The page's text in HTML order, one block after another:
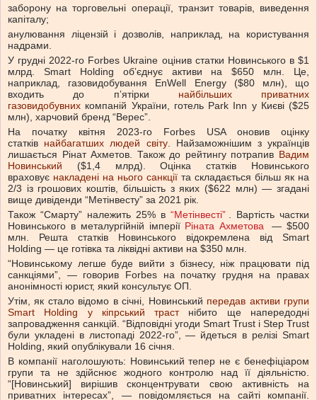
заборону на торговельні операції, транзит товарів, виведення
капіталу;
анулювання ліцензій і дозволів, наприклад, на користування
надрами.
У грудні 2022-го Forbes Ukraine оцінив статки Новинського в $1
млрд. Smart Holding обʼєднує активи на $650 млн. Це,
наприклад, газовидобування EnWell Energy ($80 млн), що
входить до пʼятірки найбільших приватних
газовидобувних компаній України, готель Park Inn у Києві ($25
млн), харчовий бренд “Верес”.
На початку квітня 2023-го Forbes USA оновив оцінку
статків найбагатших людей світу. Найзаможнішим з українців
лишається Рінат Ахметов. Також до рейтингу потрапив Вадим
Новинський ($1,4 млрд). Оцінка статків Новинського
враховує накладені на нього санкції та складається більш як на
2/3 із грошових коштів, більшість з яких ($622 млн) — згадані
вище дивіденди “Метінвесту” за 2021 рік.
Також “Смарту” належить 25% в “Метінвесті” . Вартість частки
Новинського в металургійній імперії Ріната Ахметова
— $500
млн. Решта статків Новинського відокремлена від Smart
Holding — це готівка та ліквідні активи на $350 млн.
“Новинському легше буде вийти з бізнесу, ніж працювати під
санкціями”, — говорив Forbes на початку грудня на правах
анонімності юрист, який консультує ОП.
Утім, як стало відомо в січні, Новинський передав активи групи
Smart Holding у кіпрський трастнібито ще напередодні
запровадження санкцій. “Відповідні угоди Smart Trust і Step Trust
були укладені в листопаді 2022-го”, — йдеться в релізі Smart
Holding, який опублікували 16 січня.
В компанії наголошують: Новинський тепер не є бенефіціаром
групи та не здійснює жодного контролю над її діяльністю.
“[Новинський] вирішив сконцентрувати свою активність на
приватних інтересах”, — повідомляється на сайті компанії.